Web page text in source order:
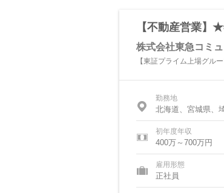
【不動産営業】
株式会社東急コミ
【東証プライム上場グル
勤務地
北海道、宮城県、
初年度年収
400万～700万円
雇用形態
正社員